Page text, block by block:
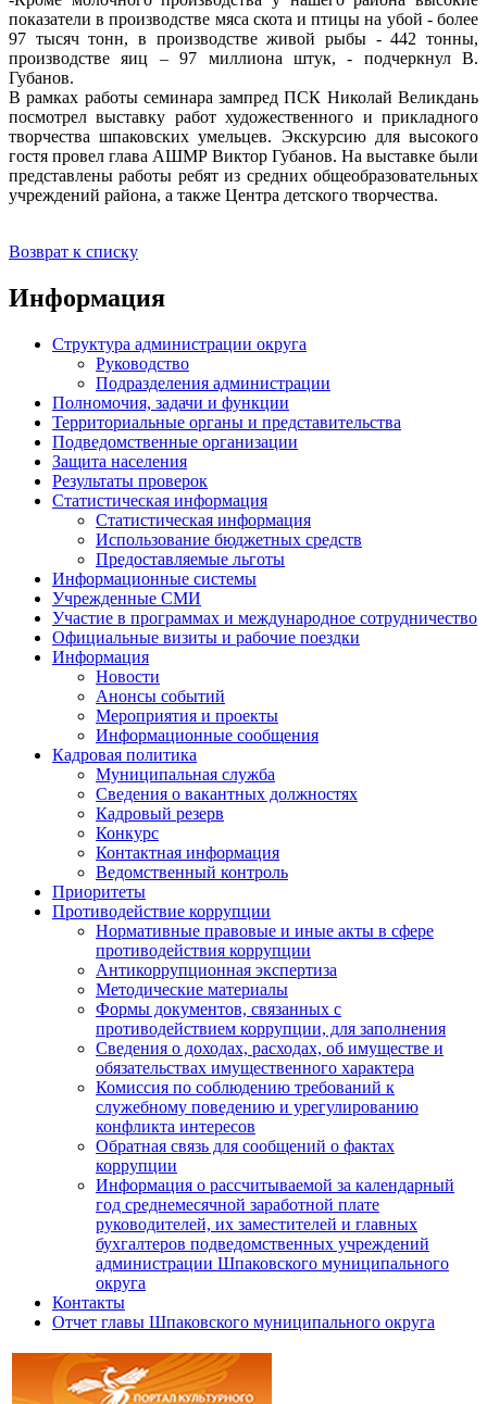
показатели в производстве мяса скота и птицы на убой - более
97 тысяч тонн, в производстве живой рыбы - 442 тонны,
производстве яиц – 97 миллиона штук, - подчеркнул В.
Губанов.
В рамках работы семинара зампред ПСК Николай Великдань
посмотрел выставку работ художественного и прикладного
творчества шпаковских умельцев. Экскурсию для высокого
гостя провел глава АШМР Виктор Губанов. На выставке были
представлены работы ребят из средних общеобразовательных
учреждений района, а также Центра детского творчества.
Возврат к списку
Информация
Структура администрации округа
Руководство
Подразделения администрации
Полномочия, задачи и функции
Территориальные органы и представительства
Подведомственные организации
Защита населения
Результаты проверок
Статистическая информация
Статистическая информация
Использование бюджетных средств
Предоставляемые льготы
Информационные системы
Учрежденные СМИ
Участие в программах и международное сотрудничество
Официальные визиты и рабочие поездки
Информация
Новости
Анонсы событий
Мероприятия и проекты
Информационные сообщения
Кадровая политика
Муниципальная служба
Сведения о вакантных должностях
Кадровый резерв
Конкурс
Контактная информация
Ведомственный контроль
Приоритеты
Противодействие коррупции
Нормативные правовые и иные акты в сфере
противодействия коррупции
Антикоррупционная экспертиза
Методические материалы
Формы документов, связанных с
противодействием коррупции, для заполнения
Сведения о доходах, расходах, об имуществе и
обязательствах имущественного характера
Комиссия по соблюдению требований к
служебному поведению и урегулированию
конфликта интересов
Обратная связь для сообщений о фактах
коррупции
Информация о рассчитываемой за календарный
год среднемесячной заработной плате
руководителей, их заместителей и главных
бухгалтеров подведомственных учреждений
администрации Шпаковского муниципального
округа
Контакты
Отчет главы Шпаковского муниципального округа